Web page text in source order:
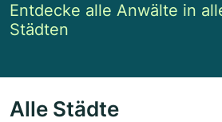
Entdecke alle Anwälte in
Städten
Alle Städte